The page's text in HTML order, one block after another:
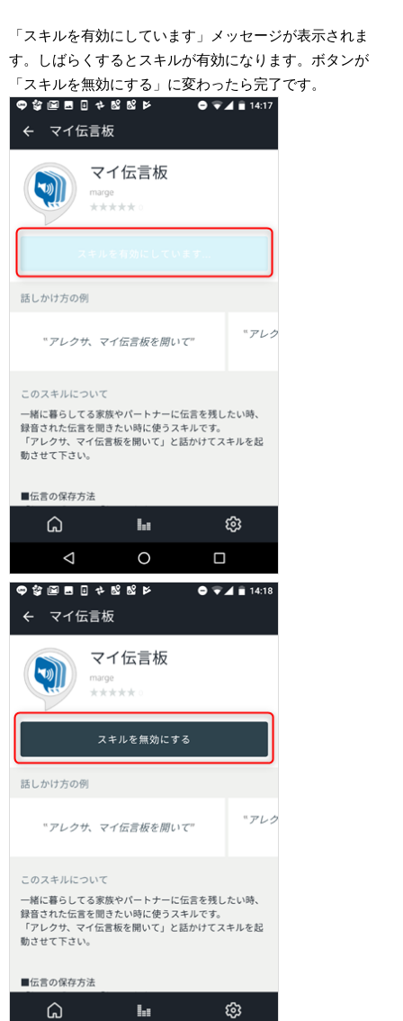
「スキルを有効にしています」メッセージが表示されま
す。しばらくするとスキルが有効になります。ボタンが
「スキルを無効にする」に変わったら完了です。